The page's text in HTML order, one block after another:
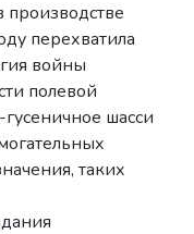
перехватила
войны
полевой
шасси
таких